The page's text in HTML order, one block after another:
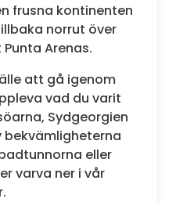
frusna kontinenten
norrut över
Arenas.
att gå igenom
vad du varit
Sydgeorgien
bekvämligheterna
eller
varva ner i vår